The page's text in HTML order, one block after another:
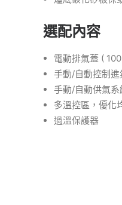
選配內容
電動排氣蓋 (
手動/自動控制
手動/自動供氣系
多溫控區，優化
過溫保護器